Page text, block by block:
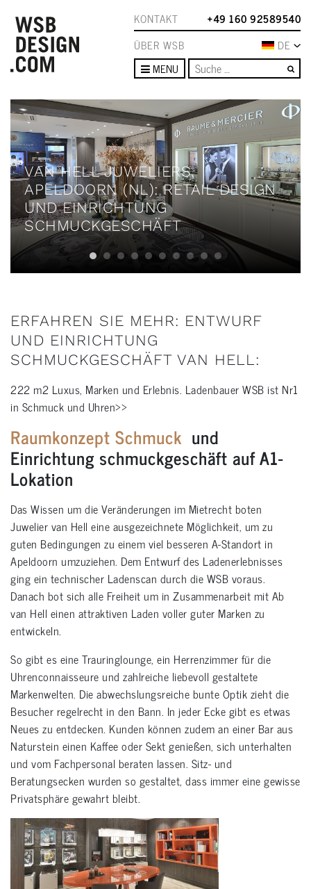
KONTAKT
+49 160 92589540
ÜBER WSB
DE
MENU
VAN HELL JUWELIERS,
APELDOORN (NL): RETAIL DESIGN
UND EINRICHTUNG
SCHMUCKGESCHÄFT
ERFAHREN SIE MEHR: ENTWURF
UND EINRICHTUNG
SCHMUCKGESCHÄFT VAN HELL:
222 m2 Luxus, Marken und Erlebnis. Ladenbauer WSB ist Nr1
in Schmuck und Uhren>>
Raumkonzept Schmuck und
Einrichtung schmuckgeschäft auf A1-
Lokation
Das Wissen um die Veränderungen im Mietrecht boten
Juwelier van Hell eine ausgezeichnete Möglichkeit, um zu
guten Bedingungen zu einem viel besseren A-Standort in
Apeldoorn umzuziehen. Dem Entwurf des Ladenerlebnisses
ging ein technischer Ladenscan durch die WSB voraus.
Danach bot sich alle Freiheit um in Zusammenarbeit mit Ab
van Hell einen attraktiven Laden voller guter Marken zu
entwickeln.
So gibt es eine Trauringlounge, ein Herrenzimmer für die
Uhrenconnaisseure und zahlreiche liebevoll gestaltete
Markenwelten. Die abwechslungsreiche bunte Optik zieht die
Besucher regelrecht in den Bann. In jeder Ecke gibt es etwas
Neues zu entdecken. Kunden können zudem an einer Bar aus
Naturstein einen Kaffee oder Sekt genießen, sich unterhalten
und vom Fachpersonal beraten lassen. Sitz- und
Beratungsecken wurden so gestaltet, dass immer eine gewisse
Privatsphäre gewahrt bleibt.